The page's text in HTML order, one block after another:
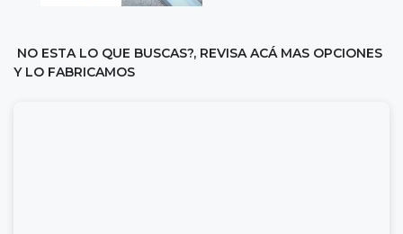
NO ESTA LO QUE BUSCAS?, REVISA ACÁ MAS OPCIONES
Y LO FABRICAMOS